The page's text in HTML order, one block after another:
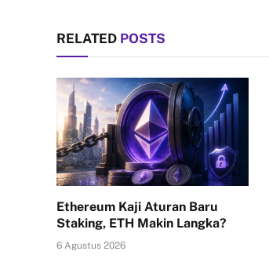
RELATED POSTS
Ethereum Kaji Aturan Baru
Staking, ETH Makin Langka?
6 Agustus 2026